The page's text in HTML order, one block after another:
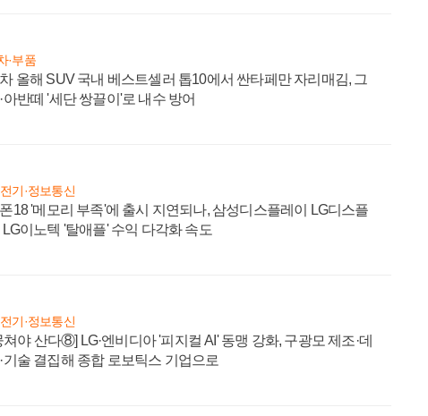
·부품
올해 SUV 국내 베스트셀러 톱10에서 싼타페만 자리매김, 그
아반떼 '세단 쌍끌이'로 내수 방어
기·정보통신
18 '메모리 부족'에 출시 지연되나, 삼성디스플레이 LG디스플
LG이노텍 '탈애플' 수익 다각화 속도
기·정보통신
쳐야 산다⑧] LG·엔비디아 '피지컬 AI' 동맹 강화, 구광모 제조·데
기술 결집해 종합 로보틱스 기업으로